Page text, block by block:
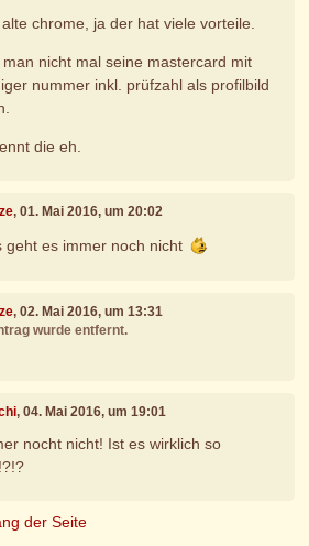
chrome, ja der hat viele vorteile.
nicht mal seine mastercard mit
nummer inkl. prüfzahl als profilbild
die eh.
, 01. Mai 2016, um 20:02
geht es immer noch nicht
, 02. Mai 2016, um 13:31
wurde entfernt.
, 04. Mai 2016, um 19:01
nocht nicht! Ist es wirklich so
der Seite